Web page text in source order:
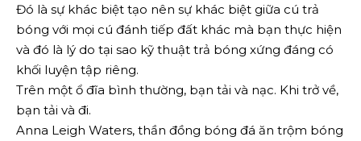
Đó là sự khác biệt tạo nên sự khác biệt giữa cú trả
bóng với mọi cú đánh tiếp đất khác mà bạn thực hiện
và đó là lý do tại sao kỹ thuật trả bóng xứng đáng có
khối luyện tập riêng.
Trên một ổ đĩa bình thường, bạn tải và nạc. Khi trở về,
bạn tải và đi.
Anna Leigh Waters, thần đồng bóng đá ăn trộm bóng